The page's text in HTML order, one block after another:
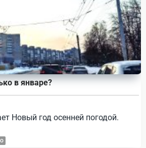
в январе?
Новый год осенней погодой.